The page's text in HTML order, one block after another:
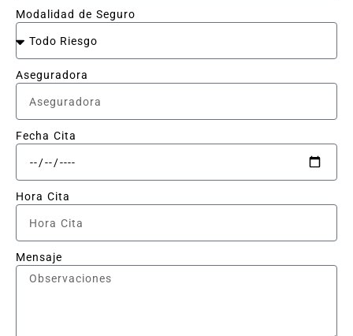
Modalidad de Seguro
Aseguradora
Fecha Cita
Hora Cita
Mensaje